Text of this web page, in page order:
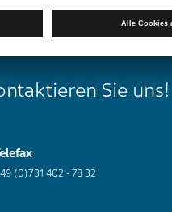
Sie uns!
(0)731 402 - 78 32